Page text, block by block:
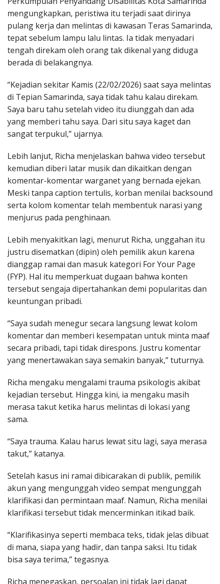
mengungkapkan, peristiwa itu terjadi saat dirinya
pulang kerja dan melintas di kawasan Teras Samarinda,
tepat sebelum lampu lalu lintas. Ia tidak menyadari
tengah direkam oleh orang tak dikenal yang diduga
berada di belakangnya.
“Kejadian sekitar Kamis (22/02/2026) saat saya melintas
di Tepian Samarinda, saya tidak tahu kalau direkam.
Saya baru tahu setelah video itu diunggah dan ada
yang memberi tahu saya. Dari situ saya kaget dan
sangat terpukul,” ujarnya.
Lebih lanjut, Richa menjelaskan bahwa video tersebut
kemudian diberi latar musik dan dikaitkan dengan
komentar-komentar warganet yang bernada ejekan.
Meski tanpa caption tertulis, korban menilai backsound
serta kolom komentar telah membentuk narasi yang
menjurus pada penghinaan.
Lebih menyakitkan lagi, menurut Richa, unggahan itu
justru disematkan (dipin) oleh pemilik akun karena
dianggap ramai dan masuk kategori For Your Page
(FYP). Hal itu memperkuat dugaan bahwa konten
tersebut sengaja dipertahankan demi popularitas dan
keuntungan pribadi.
“Saya sudah menegur secara langsung lewat kolom
komentar dan memberi kesempatan untuk minta maaf
secara pribadi, tapi tidak direspons. Justru komentar
yang menertawakan saya semakin banyak,” tuturnya.
Richa mengaku mengalami trauma psikologis akibat
kejadian tersebut. Hingga kini, ia mengaku masih
merasa takut ketika harus melintas di lokasi yang
sama.
“Saya trauma. Kalau harus lewat situ lagi, saya merasa
takut,” katanya.
Setelah kasus ini ramai dibicarakan di publik, pemilik
akun yang mengunggah video sempat mengunggah
klarifikasi dan permintaan maaf. Namun, Richa menilai
klarifikasi tersebut tidak mencerminkan itikad baik.
“Klarifikasinya seperti membaca teks, tidak jelas dibuat
di mana, siapa yang hadir, dan tanpa saksi. Itu tidak
bisa saya terima,” tegasnya.
Richa menegaskan, persoalan ini tidak lagi dapat